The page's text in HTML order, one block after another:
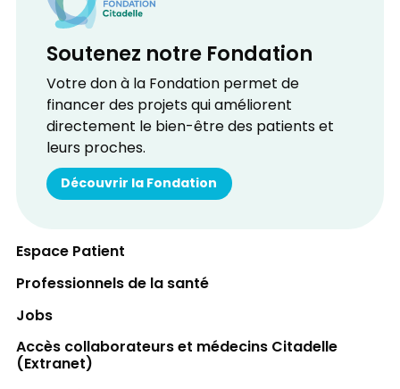
Soutenez notre Fondation
Votre don à la Fondation permet de
financer des projets qui améliorent
directement le bien-être des patients et
leurs proches.
Découvrir la Fondation
Espace Patient
Professionnels de la santé
Jobs
Accès collaborateurs et médecins Citadelle
(Extranet)